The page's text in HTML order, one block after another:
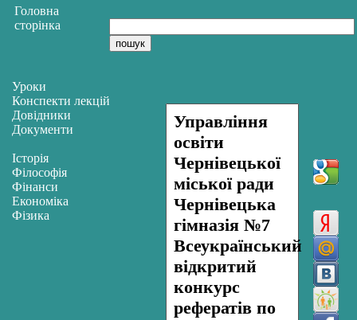
Управління
освіти
Чернівецької
міської ради
Чернівецька
гімназія №7
Всеукраїнський
відкритий
конкурс
рефератів по
Уроки
Конспекти лекцій
Довідники
Документи
Історія
Філософія
Фінанси
Економіка
Фізика
Головна
сторінка